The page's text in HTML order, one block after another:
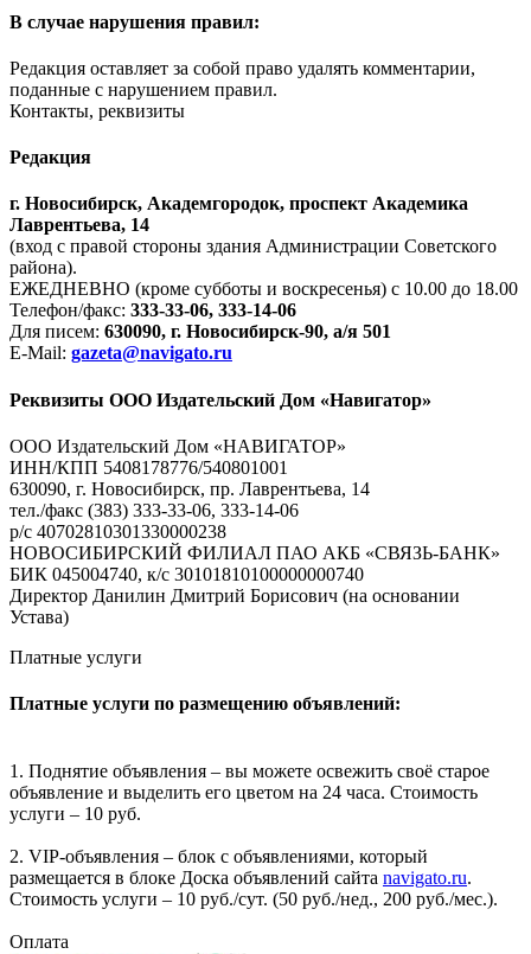
В случае нарушения правил:
Редакция оставляет за собой право удалять комментарии,
поданные с нарушением правил.
Контакты, реквизиты
Редакция
г. Новосибирск, Академгородок, проспект Академика
Лаврентьева, 14
(вход с правой стороны здания Администрации Советского
района).
ЕЖЕДНЕВНО (кроме субботы и воскресенья) с 10.00 до 18.00
Телефон/факс: 333-33-06, 333-14-06
Для писем: 630090, г. Новосибирск-90, а/я 501
E-Mail: gazeta@navigato.ru
Реквизиты ООО Издательский Дом «Навигатор»
ООО Издательский Дом «НАВИГАТОР»
ИНН/КПП 5408178776/540801001
630090, г. Новосибирск, пр. Лаврентьева, 14
тел./факс (383) 333-33-06, 333-14-06
р/с 40702810301330000238
НОВОСИБИРСКИЙ ФИЛИАЛ ПАО АКБ «СВЯЗЬ-БАНК»
БИК 045004740, к/с 30101810100000000740
Директор Данилин Дмитрий Борисович (на основании
Устава)
Платные услуги
Платные услуги по размещению объявлений:
1. Поднятие объявления – вы можете освежить своё старое
объявление и выделить его цветом на 24 часа. Стоимость
услуги – 10 руб.
2. VIP-объявления – блок с объявлениями, который
размещается в блоке Доска объявлений сайта navigato.ru.
Стоимость услуги – 10 руб./сут. (50 руб./нед., 200 руб./мес.).
Оплата